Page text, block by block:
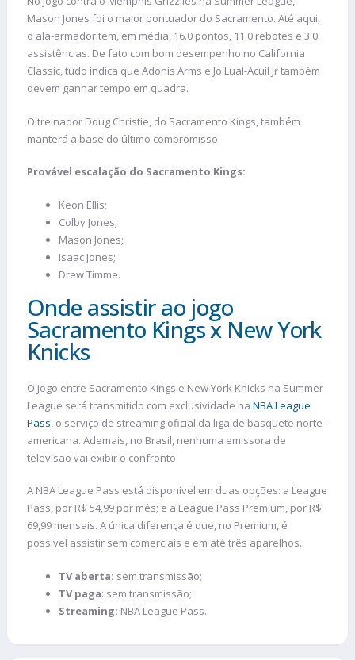
Mason Jones foi o maior pontuador do Sacramento. Até aqui,
o ala-armador tem, em média, 16.0 pontos, 11.0 rebotes e 3.0
assistências. De fato com bom desempenho no California
Classic, tudo indica que Adonis Arms e Jo Lual-Acuil Jr também
devem ganhar tempo em quadra.
O treinador Doug Christie, do Sacramento Kings, também
manterá a base do último compromisso.
Provável escalação do Sacramento Kings:
Keon Ellis;
Colby Jones;
Mason Jones;
Isaac Jones;
Drew Timme.
Onde assistir ao jogo
Sacramento Kings x New York
Knicks
O jogo entre Sacramento Kings e New York Knicks na Summer
League será transmitido com exclusividade na NBA League
Pass, o serviço de streaming oficial da liga de basquete norte-
americana. Ademais, no Brasil, nenhuma emissora de
televisão vai exibir o confronto.
A NBA League Pass está disponível em duas opções: a League
Pass, por R$ 54,99 por mês; e a League Pass Premium, por R$
69,99 mensais. A única diferença é que, no Premium, é
possível assistir sem comerciais e em até três aparelhos.
TV aberta: sem transmissão;
TV paga: sem transmissão;
Streaming: NBA League Pass.